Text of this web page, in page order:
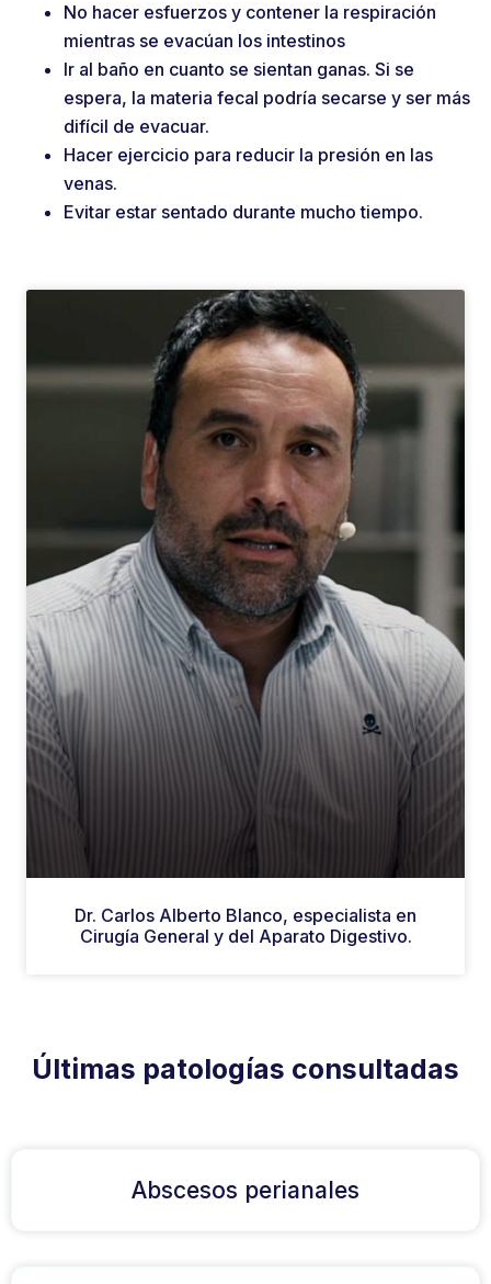
No hacer esfuerzos y contener la respiración
mientras se evacúan los intestinos
Ir al baño en cuanto se sientan ganas. Si se
espera, la materia fecal podría secarse y ser más
difícil de evacuar.
Hacer ejercicio para reducir la presión en las
venas.
Evitar estar sentado durante mucho tiempo.
Dr. Carlos Alberto Blanco, especialista en
Cirugía General y del Aparato Digestivo.
Últimas patologías consultadas
Abscesos perianales